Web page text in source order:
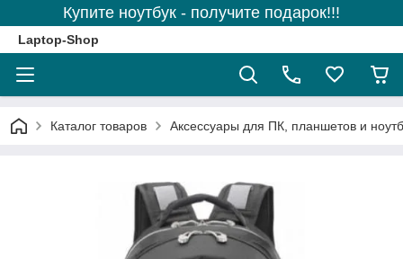
Купите ноутбук - получите подарок!!!
Laptop-Shop
Каталог товаров Аксессуары для ПК, планшетов и